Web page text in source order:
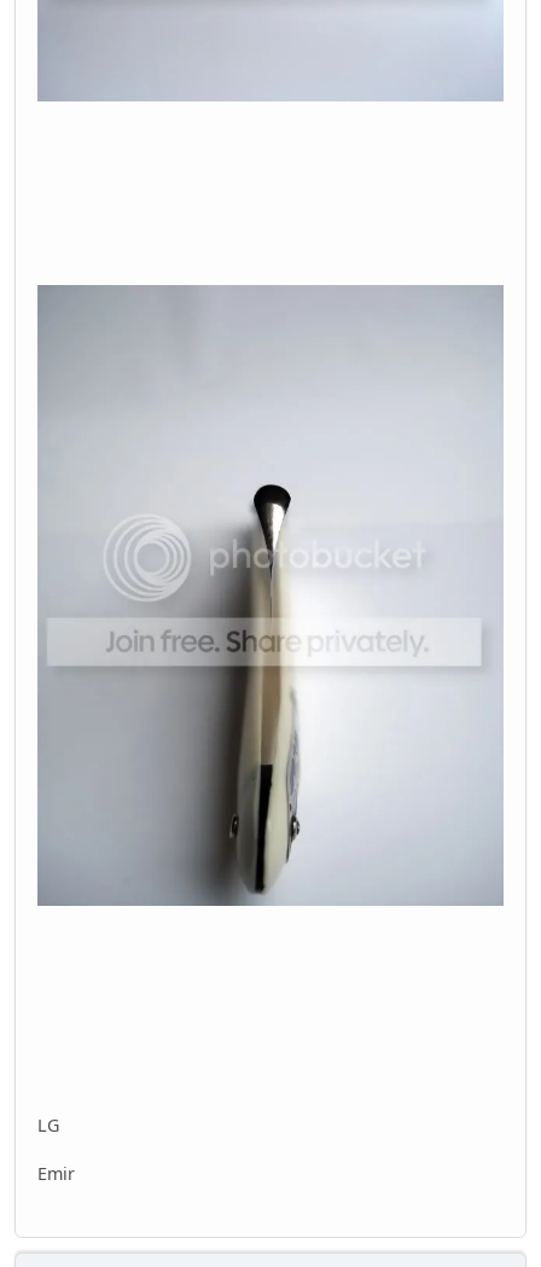
LG
Emir